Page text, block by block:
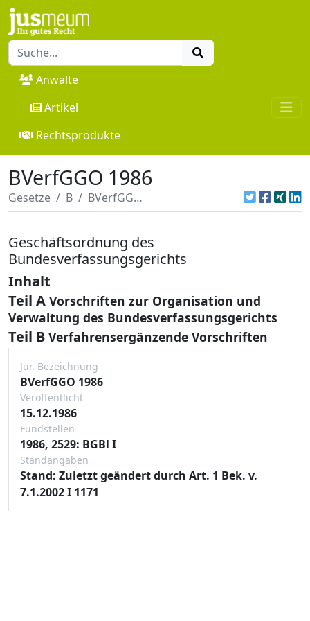
Anwälte
Artikel
Rechtsprodukte
BVerfGGO 1986
Gesetze B BVerfGGO 1986
Geschäftsordnung des
Bundesverfassungsgerichts
Inhalt
Teil A Vorschriften zur Organisation und
Verwaltung des Bundesverfassungsgerichts
Teil B Verfahrensergänzende Vorschriften
Jur. Bezeichnung
BVerfGGO 1986
Veröffentlicht
15.12.1986
Fundstellen
1986, 2529: BGBl I
Standangaben
Stand: Zuletzt geändert durch Art. 1 Bek. v.
7.1.2002 I 1171